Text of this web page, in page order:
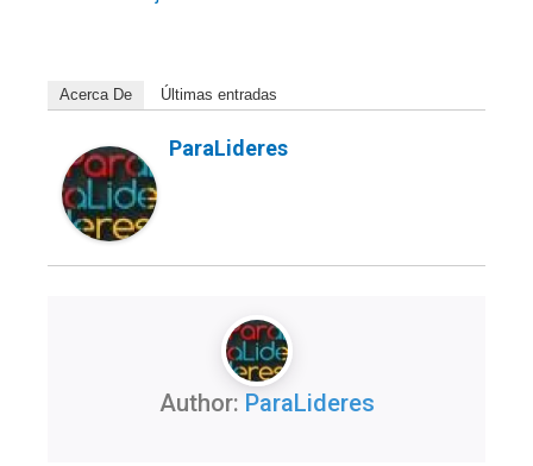
Acerca De Últimas entradas
ParaLideres
Author: ParaLideres